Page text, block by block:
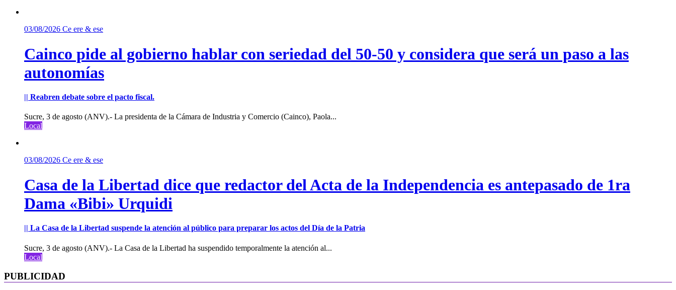
03/08/2026 Ce ere & ese
Cainco pide al gobierno hablar con seriedad del 50-50 y considera que será un paso a las
autonomías
|| Reabren debate sobre el pacto fiscal.
Sucre, 3 de agosto (ANV).- La presidenta de la Cámara de Industria y Comercio (Cainco), Paola...
Local
03/08/2026 Ce ere & ese
Casa de la Libertad dice que redactor del Acta de la Independencia es antepasado de 1ra
Dama «Bibi» Urquidi
|| La Casa de la Libertad suspende la atención al público para preparar los actos del Día de la Patria
Sucre, 3 de agosto (ANV).- La Casa de la Libertad ha suspendido temporalmente la atención al...
Local
PUBLICIDAD